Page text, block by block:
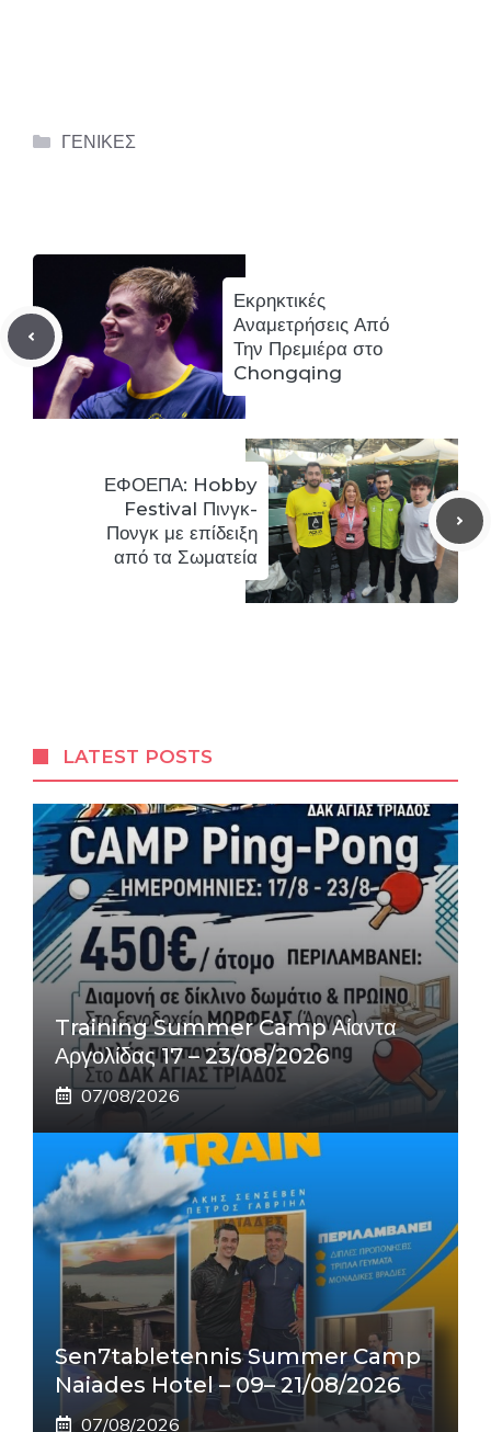
Categories
ΓΕΝΙΚΕΣ
Εκρηκτικές
Αναμετρήσεις Από
Την Πρεμιέρα στο
Chongqing
ΕΦΟΕΠΑ: Hobby
Festival Πινγκ-
Πονγκ με επίδειξη
από τα Σωματεία
LATEST POSTS
Training Summer Camp Αίαντα
Αργολίδας 17 – 23/08/2026
07/08/2026
Sen7tabletennis Summer Camp
Naiades Hotel – 09– 21/08/2026
07/08/2026